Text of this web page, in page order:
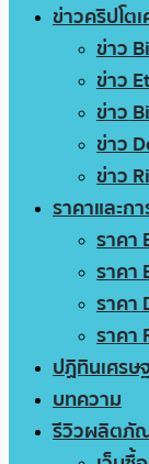
ข่าวคริปโต
ข่าว
ข่าว
ข่าว
ข่าว
ข่าว
ราคาและก
ราคา
ราคา
ราคา
ราคา
ปฏิทินเศรษ
บทความ
รีวิวผลิตภั